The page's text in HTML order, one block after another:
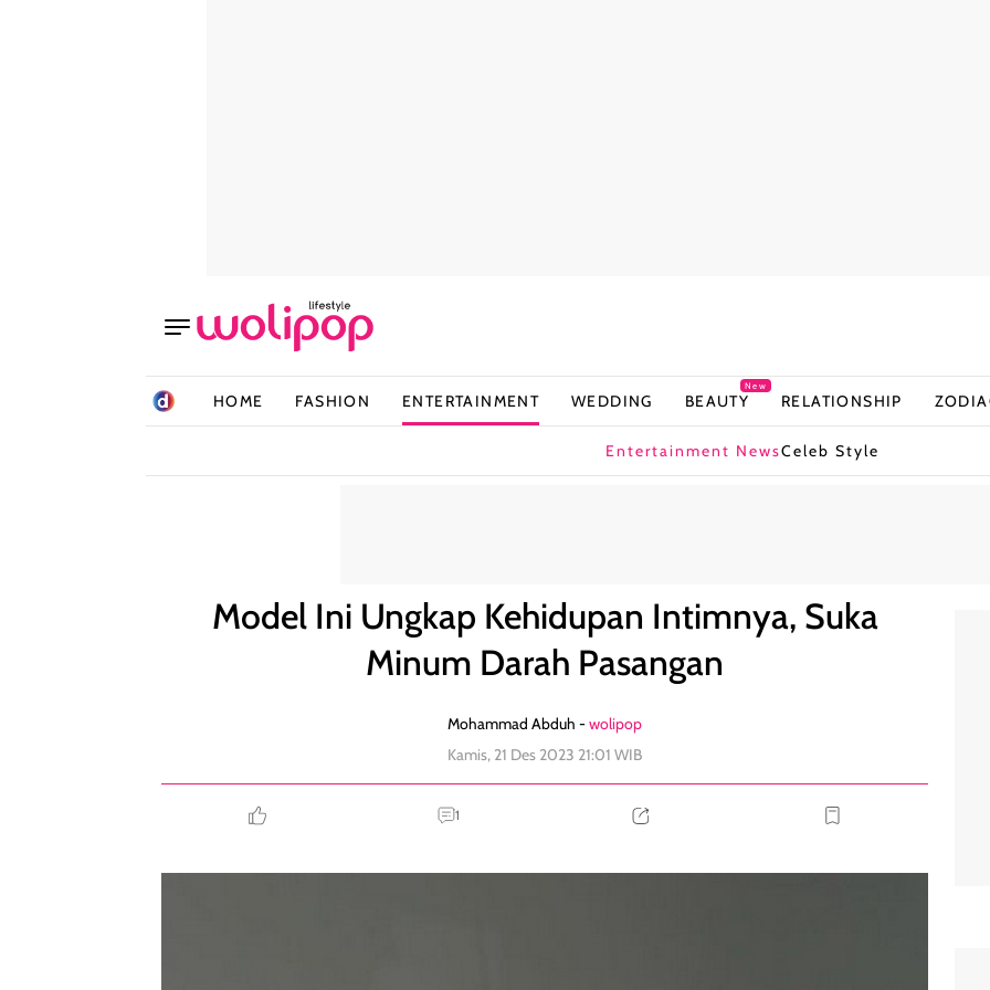
HOME FASHION ENTERTAINMENT WEDDING BEAUTY
New
RELATIONSHIP
Entertainment NewsCeleb Style
Model Ini Ungkap Kehidupan Intimnya, Suka
Minum Darah Pasangan
Mohammad Abduh -wolipop
Kamis, 21 Des 2023 21:01 WIB
1